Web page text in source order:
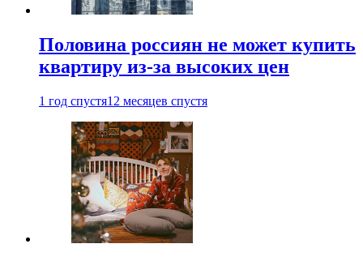
Половина россиян не может купить
квартиру из-за высоких цен
1 год спустя12 месяцев спустя